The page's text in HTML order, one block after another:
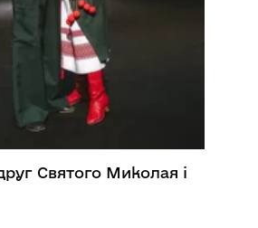
Святого Миколая і